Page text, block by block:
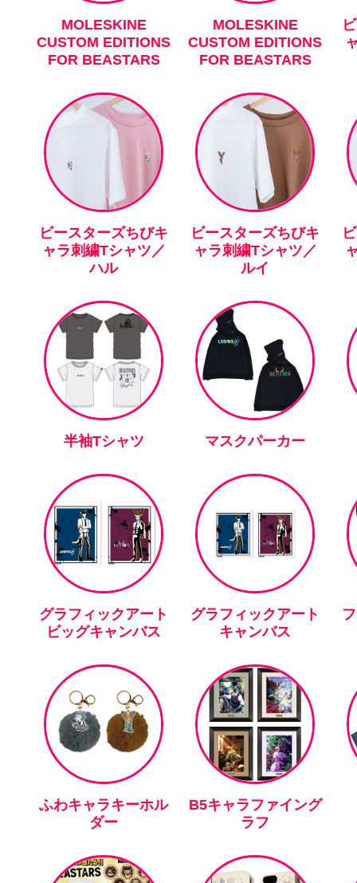
MOLESKINE
CUSTOM EDITIONS
FOR BEASTARS
MOLESKINE
CUSTOM EDITIONS
FOR BEASTARS
ビースターズちびキ
ャラ刺繍Tシャツ／
ハル
ビースターズちびキ
ャラ刺繍Tシャツ／
ルイ
半袖Tシャツ マスクパーカー
グラフィックアート
ビッグキャンバス
グラフィックアート
キャンバス
ふわキャラキーホル
ダー
B5キャラファイング
ラフ